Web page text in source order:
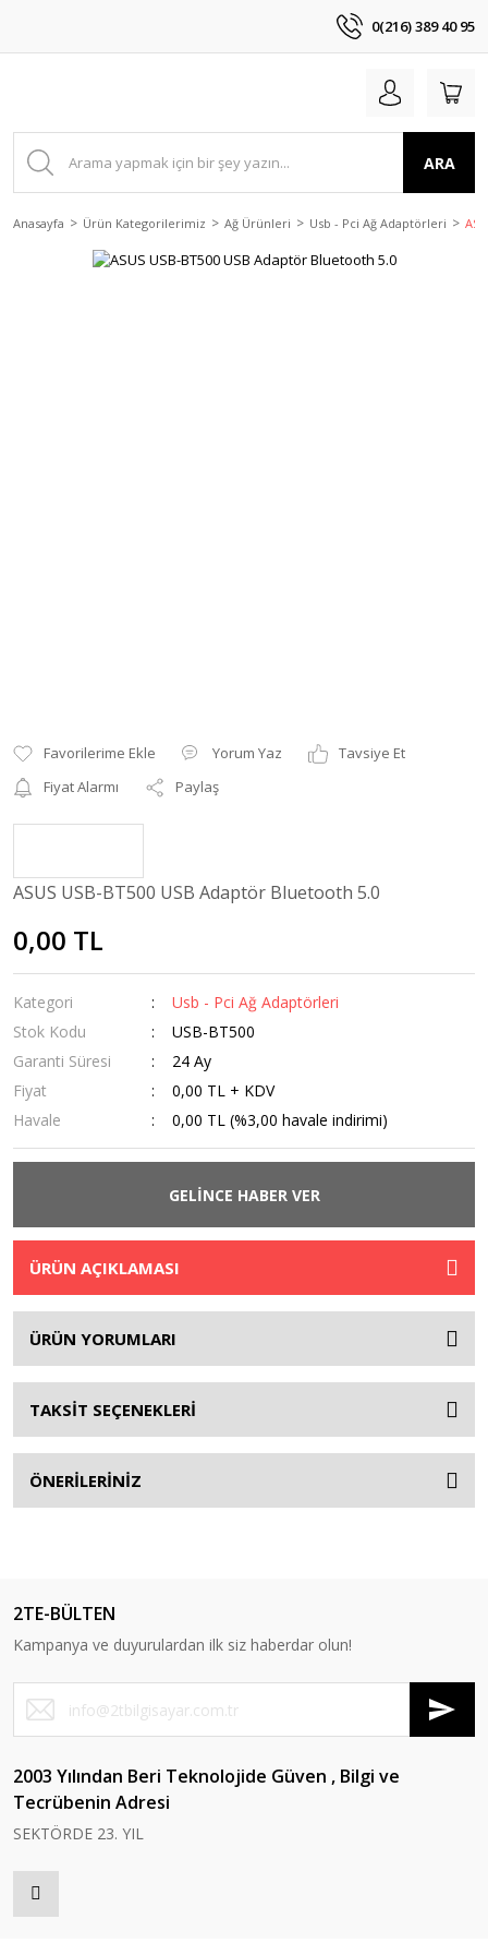
0(216) 389 40 95
ARA
Anasayfa Ürün Kategorilerimiz Ağ Ürünleri Usb - Pci Ağ Adaptörleri
Yorum Yaz
Tavsiye Et
Fiyat Alarmı
Paylaş
ASUS USB-BT500 USB Adaptör Bluetooth 5.0
0,00 TL
Kategori
Usb - Pci Ağ Adaptörleri
Stok Kodu
USB-BT500
Garanti Süresi
24 Ay
Fiyat
0,00 TL + KDV
Havale
0,00 TL (%3,00 havale indirimi)
GELİNCE HABER VER
ÜRÜN AÇIKLAMASI
ÜRÜN YORUMLARI
TAKSİT SEÇENEKLERİ
ÖNERİLERİNİZ
2TE-BÜLTEN
Kampanya ve duyurulardan ilk siz haberdar olun!
2003 Yılından Beri Teknolojide Güven , Bilgi ve
Tecrübenin Adresi
SEKTÖRDE 23. YIL